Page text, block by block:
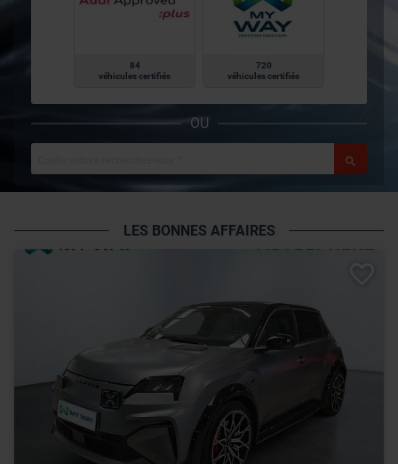
84
véhicules certifiés
720
véhicules certifiés
OU
LES BONNES AFFAIRES